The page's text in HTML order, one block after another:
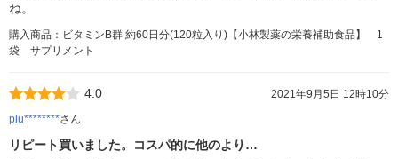
ね。
購入商品：ビタミンB群 約60日分(120粒入り)【小林製薬の栄養補助食品】 1
袋 サプリメント
4.0
2021年9月5日 12時10分
plu********さん
リピート買いました。コスパ的に他のより…